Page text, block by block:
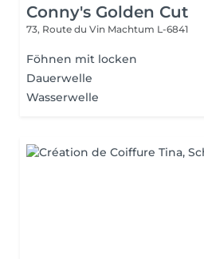
Conny's Golden Cut
73, Route du Vin Machtum L-6841
Föhnen mit locken
Dauerwelle
Wasserwelle